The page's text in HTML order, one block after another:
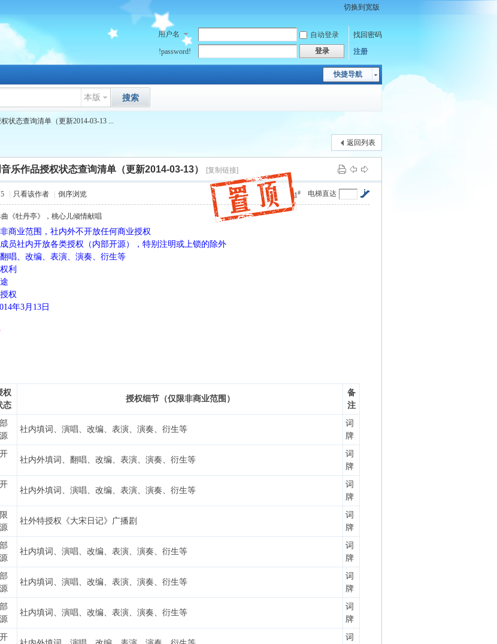
切换到宽版
用户名 自动登录
找回密码
!password!
登录 注册
快捷导航
本版 搜索
状态查询清单（更新2014-03-13 ...
返回列表
乐作品授权状态查询清单（更新2014-03-13） [复制链接]
电梯直达
1#
只看该作者 倒序浏览
《牡丹亭》，桃心儿倾情献唱
商业范围，社内外不开放任何商业授权
员社内开放各类授权（内部开源），特别注明或上锁的除外
唱、改编、表演、演奏、衍生等
利
权
3月13日
权
态
授权细节（仅限非商业范围）
备
注
社内填词、演唱、改编、表演、演奏、衍生等
词
牌
社内外填词、翻唱、改编、表演、演奏、衍生等
词
牌
社内外填词、演唱、改编、表演、演奏、衍生等
词
牌
社外特授权《大宋日记》广播剧
词
牌
社内填词、演唱、改编、表演、演奏、衍生等
词
牌
社内填词、演唱、改编、表演、演奏、衍生等
词
牌
社内填词、演唱、改编、表演、演奏、衍生等
词
牌
词